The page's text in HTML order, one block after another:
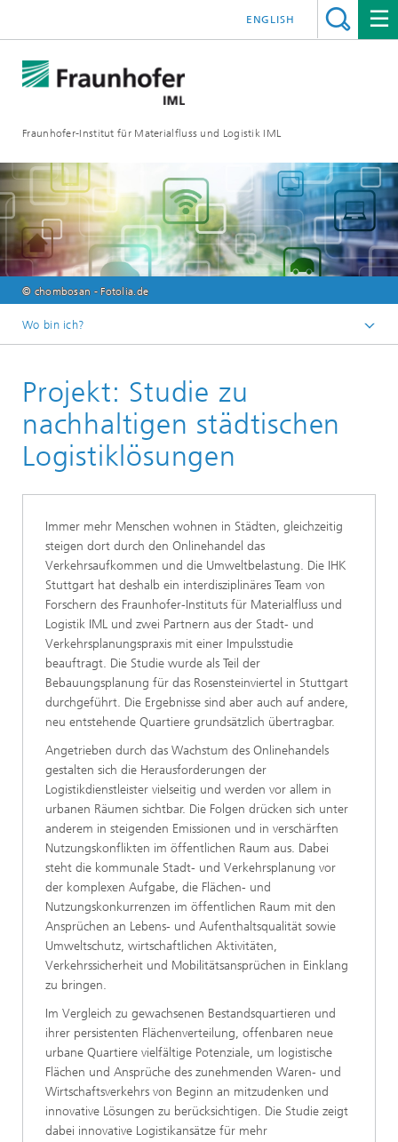
Fraunhofer-Institut für Materialfluss und Logistik IML
ENGLISH
© chombosan - Fotolia.de
Wo bin ich?
Abteilungen
Logistik, Verkehr und Umwelt
Nachhaltigkeit und Kreislaufwirtschaft
Referenzen
Smart Green City: Projektbeispiele für nachhaltige
Projekt: Studie zu
nachhaltigen städtischen
Logistiklösungen
Immer mehr Menschen wohnen in Städten, gleichzeitig
steigen dort durch den Onlinehandel das
Verkehrsaufkommen und die Umweltbelastung. Die IHK
Stuttgart hat deshalb ein interdisziplinäres Team von
Forschern des Fraunhofer-Instituts für Materialfluss und
Logistik IML und zwei Partnern aus der Stadt- und
Verkehrsplanungspraxis mit einer Impulsstudie
beauftragt. Die Studie wurde als Teil der
Bebauungsplanung für das Rosensteinviertel in Stuttgart
durchgeführt. Die Ergebnisse sind aber auch auf andere,
neu entstehende Quartiere grundsätzlich übertragbar.
Angetrieben durch das Wachstum des Onlinehandels
gestalten sich die Herausforderungen der
Logistikdienstleister vielseitig und werden vor allem in
urbanen Räumen sichtbar. Die Folgen drücken sich unter
anderem in steigenden Emissionen und in verschärften
Nutzungskonflikten im öffentlichen Raum aus. Dabei
steht die kommunale Stadt- und Verkehrsplanung vor
der komplexen Aufgabe, die Flächen- und
Nutzungskonkurrenzen im öffentlichen Raum mit den
Ansprüchen an Lebens- und Aufenthaltsqualität sowie
Umweltschutz, wirtschaftlichen Aktivitäten,
Verkehrssicherheit und Mobilitätsansprüchen in Einklang
zu bringen.
Im Vergleich zu gewachsenen Bestandsquartieren und
ihrer persistenten Flächenverteilung, offenbaren neue
urbane Quartiere vielfältige Potenziale, um logistische
Flächen und Ansprüche des zunehmenden Waren- und
Wirtschaftsverkehrs von Beginn an mitzudenken und
innovative Lösungen zu berücksichtigen. Die Studie zeigt
dabei innovative Logistikansätze für mehr